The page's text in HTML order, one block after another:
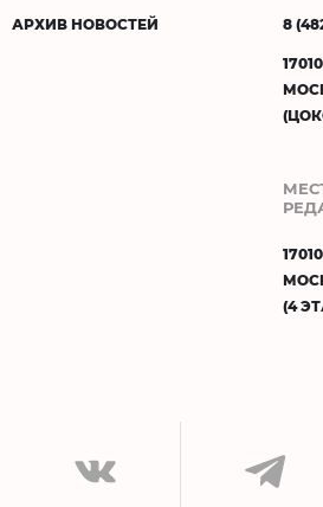
АРХИВ НОВОСТЕЙ 8
(4